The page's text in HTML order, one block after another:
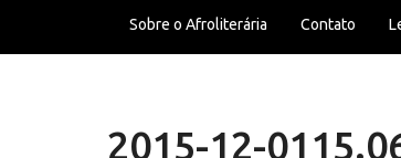
Sobre o Afroliterária Contato
2015-12-